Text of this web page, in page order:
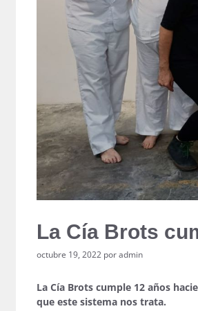
La Cía Brots
octubre 19, 2022 poradmin
La Cía Brots cumple 12 años
que este sistema nos trata.